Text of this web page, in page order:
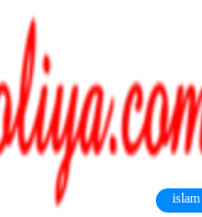
islam